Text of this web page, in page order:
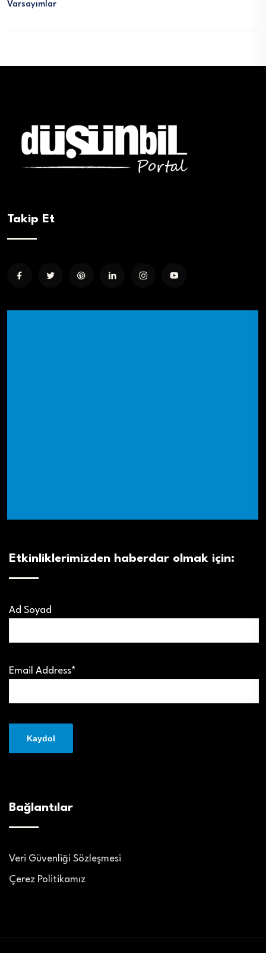
Varsayımlar
Takip Et
Etkinliklerimizden haberdar olmak için:
Ad Soyad
Email Address*
Bağlantılar
Veri Güvenliği Sözleşmesi
Çerez Politikamız